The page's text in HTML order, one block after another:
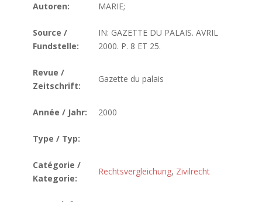
Autoren:
MARIE;
Source /
Fundstelle:
IN: GAZETTE DU PALAIS. AVRIL
2000. P. 8 ET 25.
Revue /
Zeitschrift:
Gazette du palais
Année / Jahr: 2000
Type / Typ:
Catégorie /
Kategorie:
Rechtsvergleichung, Zivilrecht